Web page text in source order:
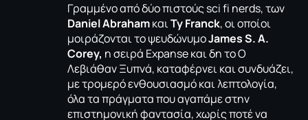
Γραμμένο από δύο πιστούς sci fi nerds, των
Daniel AbrahamκαιTy Franck, οι οποίοι
μοιράζονται το ψευδώνυμοJames S. A.
Corey, η σειρά Expanse και δη το Ο
Λεβιάθαν Ξυπνά, καταφέρνει και συνδυάζει,
με τρομερό ενθουσιασμό και λεπτολογία,
όλα τα πράγματα που αγαπάμε στην
επιστημονική φαντασία, χωρίς ποτέ να